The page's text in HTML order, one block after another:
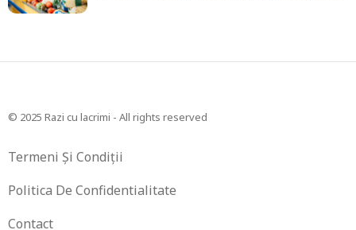
© 2025 Razi cu lacrimi - All rights reserved
Termeni Și Condiții
Politica De Confidentialitate
Contact